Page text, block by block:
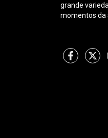
grande
momentos da